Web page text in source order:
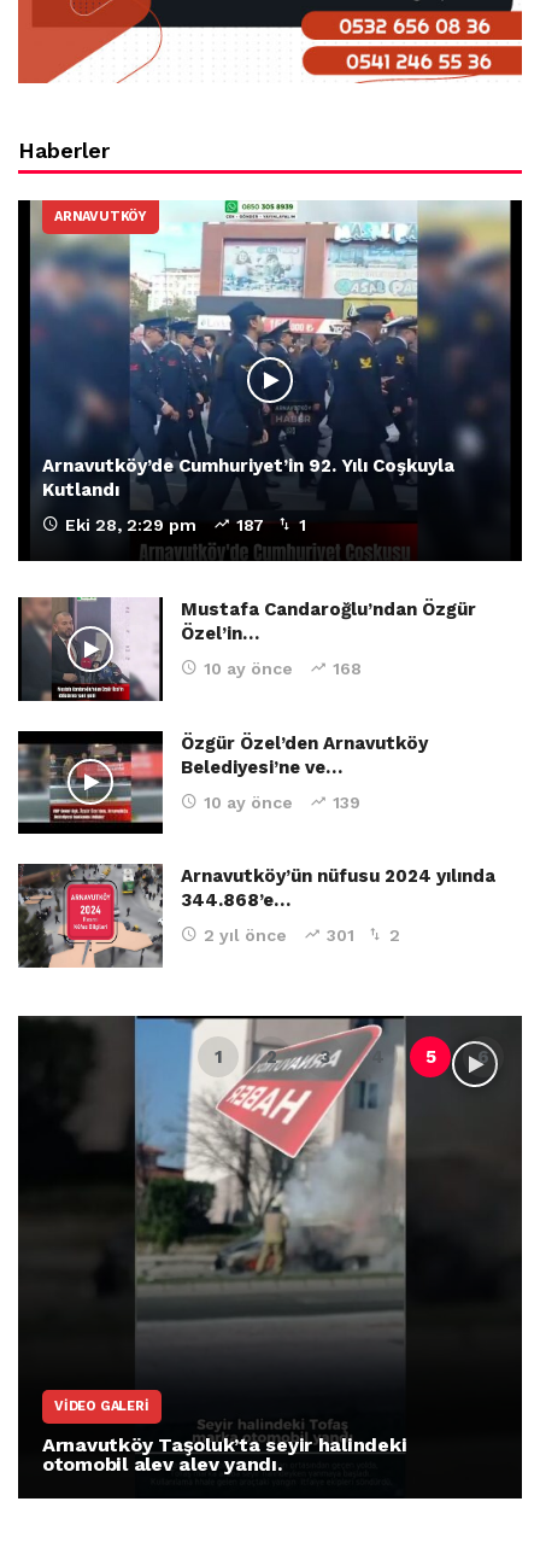
Haberler
ARNAVUTKÖY
Arnavutköy’de Cumhuriyet’in 92. Yılı Coşkuyla
Kutlandı
Eki 28, 2:29 pm 187 1
Mustafa Candaroğlu’ndan Özgür
Özel’in…
10 ay önce 168
Özgür Özel’den Arnavutköy
Belediyesi’ne ve…
10 ay önce 139
Arnavutköy’ün nüfusu 2024 yılında
344.868’e…
2 yıl önce 301 2
VIDEO GALERI
Arnavutköy Taşoluk’ta seyir halindeki
otomobil alev alev yandı.